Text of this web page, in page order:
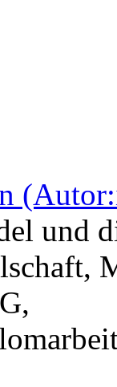
und